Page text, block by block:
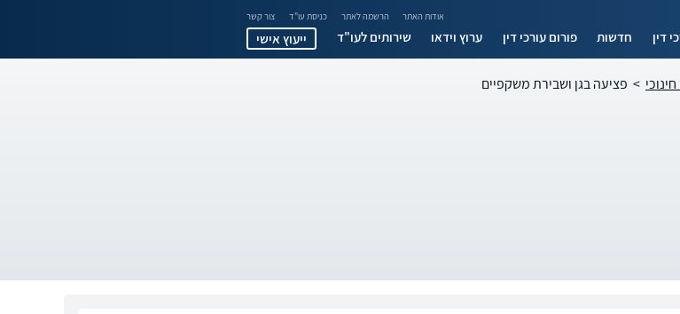
אודות האתר הרשמה לאתר כניסת עו"ד צור קשר
דין חדשות פורום עורכי דין ערוץ וידאו שירותים לעו"ד ייעוץ אישי
> פציעה בגן ושבירת משקפיים